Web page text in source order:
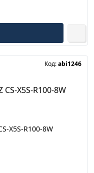
Код:abi1246
X5S-R100-8W